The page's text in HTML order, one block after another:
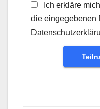
Ich erkläre
die eingegebenen